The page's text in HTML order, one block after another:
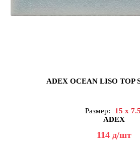
ADEX OCEAN LISO TOP
Размер:
15 x 7.5
ADEX
114 д/шт